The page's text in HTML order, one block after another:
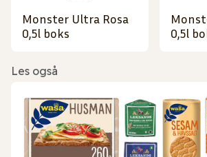
Monster Ultra Rosa
0,5l boks
0,5l
Les også